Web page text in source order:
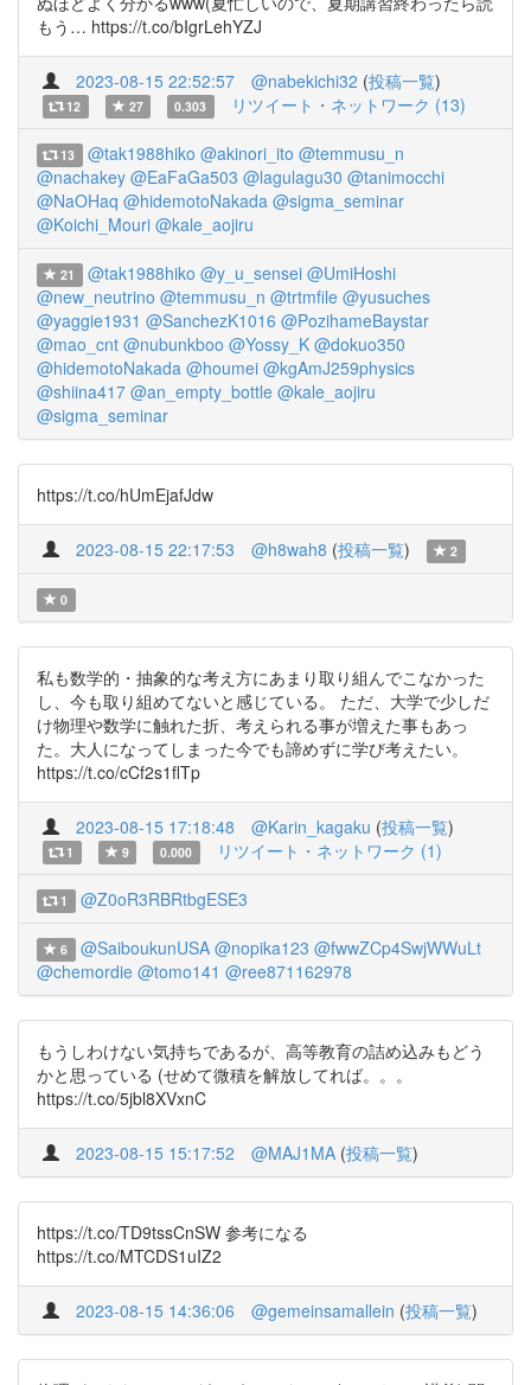
もう… https://t.co/bIgrLehYZJ
2023-08-15 22:52:57 @nabekichi32 (投稿一覧)
12 27 0.303 リツイート・ネットワーク (13)
13 @tak1988hiko @akinori_ito @temmusu_n
@nachakey @EaFaGa503 @lagulagu30 @tanimocchi
@NaOHaq @hidemotoNakada @sigma_seminar
@Koichi_Mouri @kale_aojiru
21 @tak1988hiko @y_u_sensei @UmiHoshi
@new_neutrino @temmusu_n @trtmfile @yusuches
@yaggie1931 @SanchezK1016 @PozihameBaystar
@mao_cnt @nubunkboo @Yossy_K @dokuo350
@hidemotoNakada @houmei @kgAmJ259physics
@shiina417 @an_empty_bottle @kale_aojiru
@sigma_seminar
https://t.co/hUmEjafJdw
2023-08-15 22:17:53 @h8wah8 (投稿一覧) 2
0
私も数学的・抽象的な考え方にあまり取り組んでこなかった
し、今も取り組めてないと感じている。 ただ、大学で少しだ
け物理や数学に触れた折、考えられる事が増えた事もあっ
た。大人になってしまった今でも諦めずに学び考えたい。
https://t.co/cCf2s1flTp
2023-08-15 17:18:48 @Karin_kagaku (投稿一覧)
1 9 0.000 リツイート・ネットワーク (1)
1 @Z0oR3RBRtbgESE3
6 @SaiboukunUSA @nopika123 @fwwZCp4SwjWWuLt
@chemordie @tomo141 @ree871162978
もうしわけない気持ちであるが、高等教育の詰め込みもどう
かと思っている (せめて微積を解放してれば。。。
https://t.co/5jbl8XVxnC
2023-08-15 15:17:52 @MAJ1MA (投稿一覧)
https://t.co/TD9tssCnSW 参考になる
https://t.co/MTCDS1uIZ2
2023-08-15 14:36:06 @gemeinsamallein (投稿一覧)